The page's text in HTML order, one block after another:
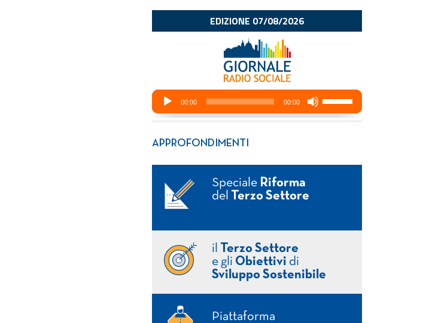
APPROFONDIMENTI
Speciale Riforma
del
Terzo Settore
il
Terzo Settore
e gli Obiettivi di
Sviluppo Sostenibile
Piattaforma